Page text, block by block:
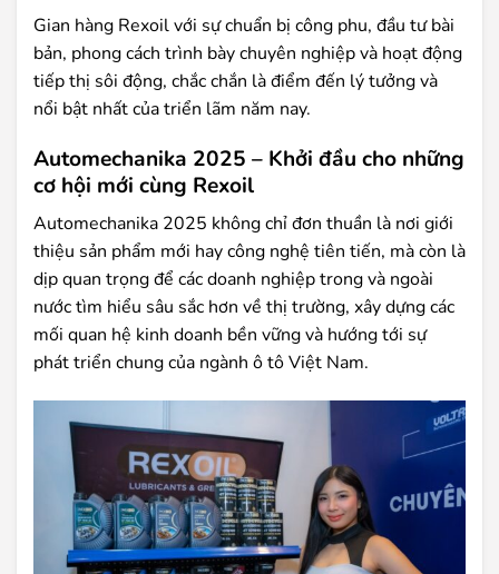
Gian hàng Rexoil với sự chuẩn bị công phu, đầu tư bài
bản, phong cách trình bày chuyên nghiệp và hoạt động
tiếp thị sôi động, chắc chắn là điểm đến lý tưởng và
nổi bật nhất của triển lãm năm nay.
Automechanika 2025 – Khởi đầu cho những
cơ hội mới cùng Rexoil
Automechanika 2025 không chỉ đơn thuần là nơi giới
thiệu sản phẩm mới hay công nghệ tiên tiến, mà còn là
dịp quan trọng để các doanh nghiệp trong và ngoài
nước tìm hiểu sâu sắc hơn về thị trường, xây dựng các
mối quan hệ kinh doanh bền vững và hướng tới sự
phát triển chung của ngành ô tô Việt Nam.